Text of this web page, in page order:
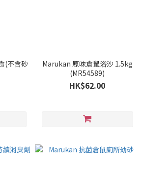
(不含砂
Marukan 原味倉鼠浴沙 1.5kg
(MR54589)
HK$62.00